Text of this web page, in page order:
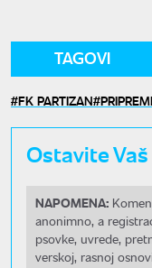
TAGOVI
FK PARTIZAN
Ostavite
NAPOMENA:
anonimno, a
psovke, uvrede,
verskoj, rasnoj